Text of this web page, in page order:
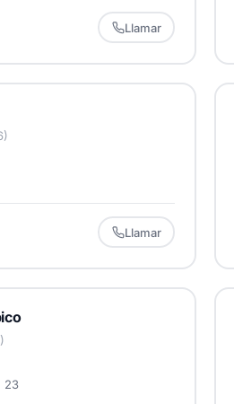
Llamar
Llamar
23